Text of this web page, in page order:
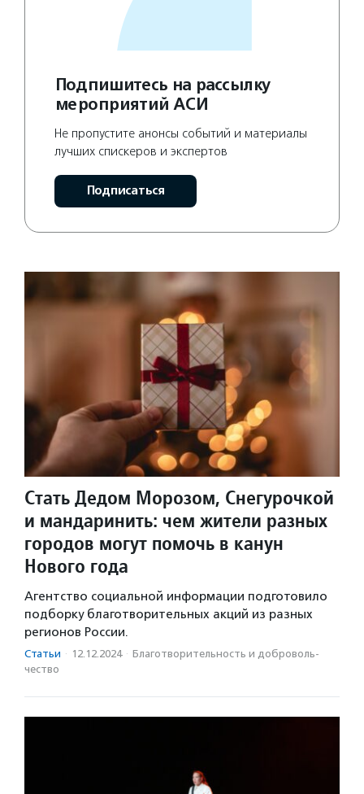
Подпишитесь на рассылку
мероприятий АСИ
Не пропустите анонсы событий и материалы
лучших спискеров и экспертов
Подписаться
Стать Дедом Морозом, Снегурочкой
и мандаринить: чем жители разных
городов могут помочь в канун
Нового года
Агентство социальной информации подготовило
подборку благотворительных акций из разных
регионов России.
Статьи · 12.12.2024 · Благотвори­тель­ность и доброволь­
чест­во